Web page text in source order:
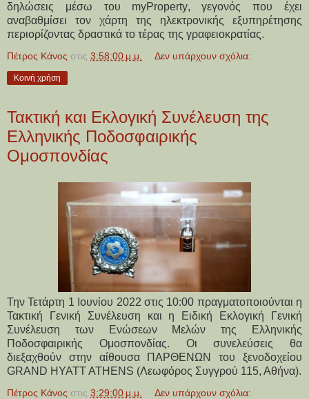
δηλώσεις μέσω του myProperty, γεγονός που έχει
αναβαθμίσει τον χάρτη της ηλεκτρονικής εξυπηρέτησης
περιορίζοντας δραστικά το τέρας της γραφειοκρατίας.
Πέτρος Κάνος στις 3:58:00 μ.μ. Δεν υπάρχουν σχόλια:
Κοινή χρήση
Τακτική και Εκλογική Συνέλευση της
Ελληνικής Ποδοσφαιρικής
Ομοσπονδίας
Την Τετάρτη 1 Ιουνίου 2022 στις 10:00 πραγματοποιούνται η
Τακτική Γενική Συνέλευση και η Ειδική Εκλογική Γενική
Συνέλευση των Ενώσεων Μελών της Ελληνικής
Ποδοσφαιρικής Ομοσπονδίας. Οι συνελεύσεις θα
διεξαχθούν στην αίθουσα ΠΑΡΘΕΝΩΝ του ξενοδοχείου
GRAND HYATT ATHENS (Λεωφόρος Συγγρού 115, Αθήνα).
Πέτρος Κάνος στις 3:29:00 μ.μ. Δεν υπάρχουν σχόλια: